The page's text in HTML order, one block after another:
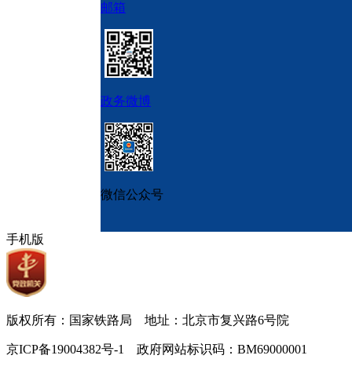
邮箱
政务微博
微信公众号
手机版
版权所有：国家铁路局 地址：北京市复兴路6号院
京ICP备19004382号-1 政府网站标识码：BM69000001